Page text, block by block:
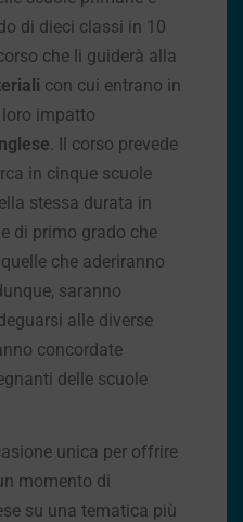
di dieci classi in 10
che li guiderà alla
con cui entrano in
impatto
. Il corso prevede
in cinque scuole
stessa durata in
di primo grado che
che aderiranno
saranno
alle diverse
concordate
delle scuole
unica per offrire
momento di
su una tematica più